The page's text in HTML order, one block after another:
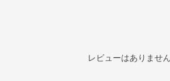
レビューはありません